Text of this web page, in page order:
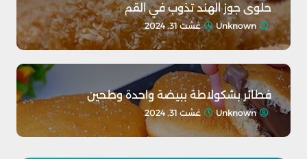
حلوى جوز الهند تذوب في القم
Unknown غشت 31, 2024
فطائر بشكولاطة ببيضة واحدة وطحين
Unknown غشت 31, 2024